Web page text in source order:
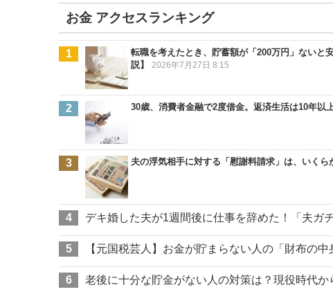
お金 アクセスランキング
転職を考えたとき、貯蓄額が「200万円」ないと
説】
2026年7月27日 8:15
30歳、消費者金融で2度借金。返済生活は10年以
夫の浮気相手に対する「慰謝料請求」は、いく
デキ婚した夫が1週間後に仕事を辞めた！「夫ガ
【元国税芸人】お金が貯まらない人の「財布の
老後に十分な貯金がない人の対策は？現役時代